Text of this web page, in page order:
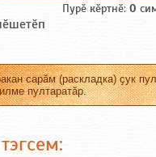
Пурӗ кӗртнӗ: 0
сарӑм (раскладка) ҫук
пултаратӑр.